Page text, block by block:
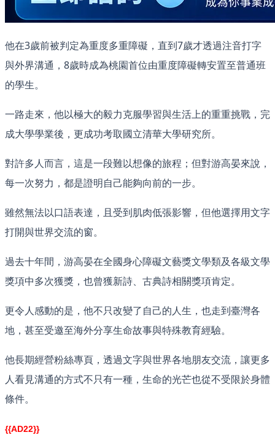
他在3歲前被判定為重度多重障礙，直到7歲才透過注音打字
與外界溝通，8歲時成為桃園首位由重度障礙轉安置至普通班
的學生。
一路走來，他以極大的毅力克服學習與生活上的重重挑戰，完
成大學學業後，更成功考取國立清華大學研究所。
對許多人而言，這是一段難以想像的旅程；但對游高晏來說，
每一次努力，都是證明自己能夠向前的一步。
雖然無法以口語表達，且受到肌肉低張影響，但他選擇用文字
打開與世界交流的窗。
過去十年間，游高晏在全國身心障礙文藝獎文學類及各級文學
獎項中多次獲獎，也曾獲新詩、古典詩相關獎項肯定。
更令人感動的是，他不只改變了自己的人生，也走到臺灣各
地，甚至受邀至海外分享生命故事與特殊教育經驗。
他長期經營粉絲專頁，透過文字與世界各地朋友交流，讓更多
人看見溝通的方式不只有一種，生命的光芒也從不受限於身體
條件。
{{AD22}}